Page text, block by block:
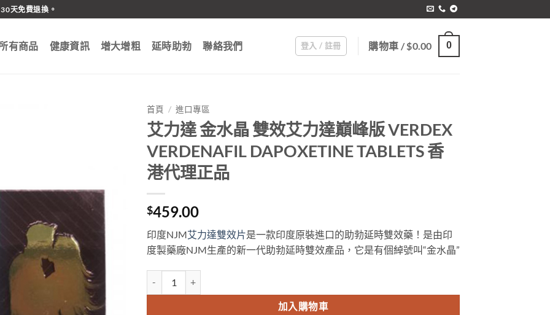
天免費退換。
有商品 健康資訊 增大增粗 延時助勃 聯絡我們 登入 / 註冊 購物車 /$0.00 0
首頁 / 進口專區
艾力達 金水晶 雙效艾力達巔峰版 VERDEX
VERDENAFIL DAPOXETINE TABLETS 香
港代理正品
$459.00
印度NJM艾力達雙效片是一款印度原裝進口的助勃延時雙效藥！是由印
度製藥廠NJM生產的新一代助勃延時雙效產品，它是有個綽號叫“金水晶”
加入購物車